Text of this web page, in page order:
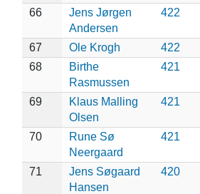
66
Jens Jørgen
Andersen
422
67 Ole Krogh
422
68
Birthe
Rasmussen
421
69
Klaus Malling
Olsen
421
70
Rune Sø
Neergaard
421
71
Jens Søgaard
Hansen
420